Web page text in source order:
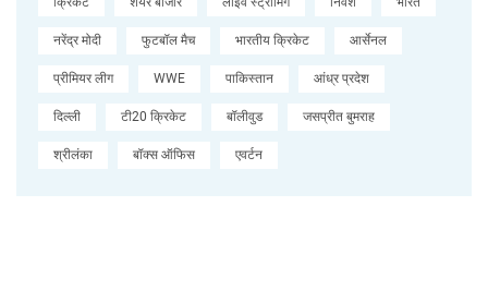
नरेंद्र मोदी फुटबॉल मैच भारतीय क्रिकेट आर्सेनल
प्रीमियर लीग WWE पाकिस्तान आंध्र प्रदेश
दिल्ली टी20 क्रिकेट बॉलीवुड जसप्रीत बुमराह
श्रीलंका बॉक्स ऑफिस एवर्टन